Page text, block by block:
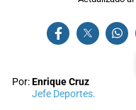
Por:Enrique Cruz
Jefe Deportes.